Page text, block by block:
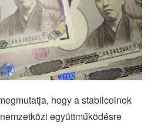
hogy a stabilcoinok
együttműködésre